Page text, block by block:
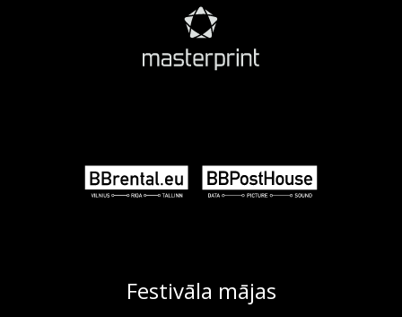
Festivāla mājas